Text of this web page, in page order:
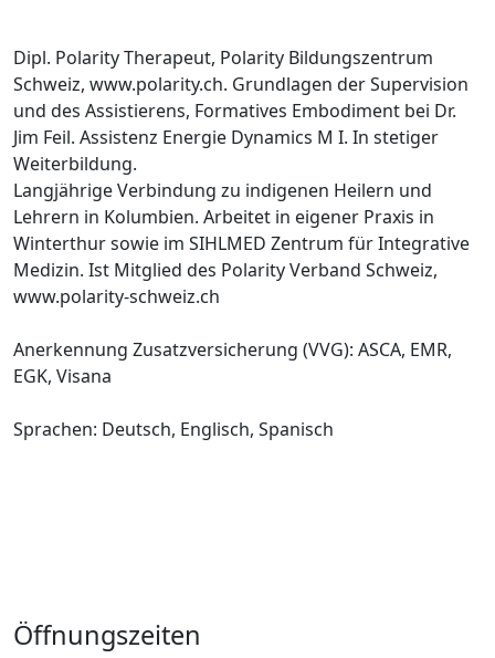
Dipl. Polarity Therapeut, Polarity Bildungszentrum
Schweiz, www.polarity.ch. Grundlagen der Supervision
und des Assistierens, Formatives Embodiment bei Dr.
Jim Feil. Assistenz Energie Dynamics M I. In stetiger
Weiterbildung.
Langjährige Verbindung zu indigenen Heilern und
Lehrern in Kolumbien. Arbeitet in eigener Praxis in
Winterthur sowie im SIHLMED Zentrum für Integrative
Medizin. Ist Mitglied des Polarity Verband Schweiz,
www.polarity-schweiz.ch
Anerkennung Zusatzversicherung (VVG): ASCA, EMR,
EGK, Visana
Sprachen: Deutsch, Englisch, Spanisch
Öffnungszeiten